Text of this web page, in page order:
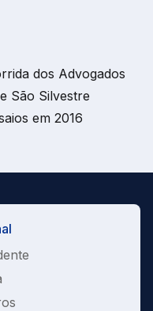
dos Advogados
São Silvestre
em 2016